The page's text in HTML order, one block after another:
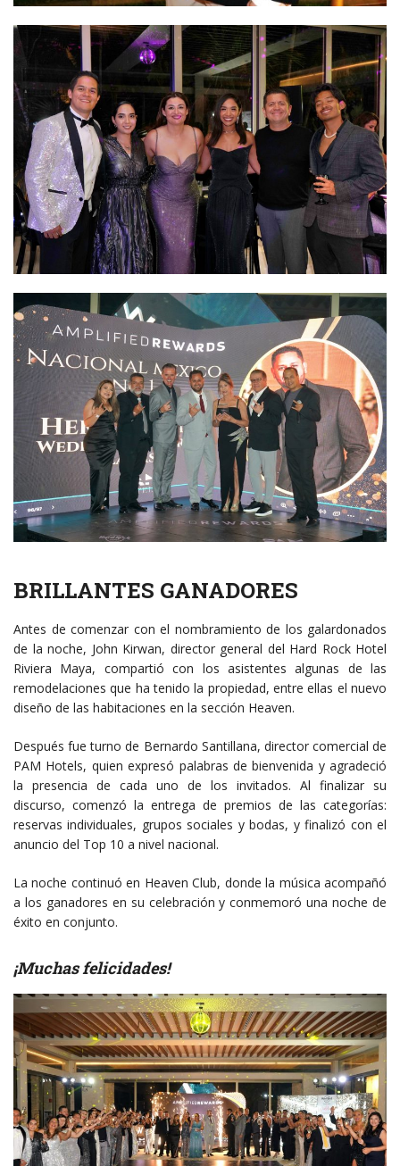
BRILLANTES GANADORES
Antes de comenzar con el nombramiento de los galardonados
de la noche, John Kirwan, director general del Hard Rock Hotel
Riviera Maya, compartió con los asistentes algunas de las
remodelaciones que ha tenido la propiedad, entre ellas el nuevo
diseño de las habitaciones en la sección Heaven.
Después fue turno de Bernardo Santillana, director comercial de
PAM Hotels, quien expresó palabras de bienvenida y agradeció
la presencia de cada uno de los invitados. Al finalizar su
discurso, comenzó la entrega de premios de las categorías:
reservas individuales, grupos sociales y bodas, y finalizó con el
anuncio del Top 10 a nivel nacional.
La noche continuó en Heaven Club, donde la música acompañó
a los ganadores en su celebración y conmemoró una noche de
éxito en conjunto.
¡Muchas felicidades!